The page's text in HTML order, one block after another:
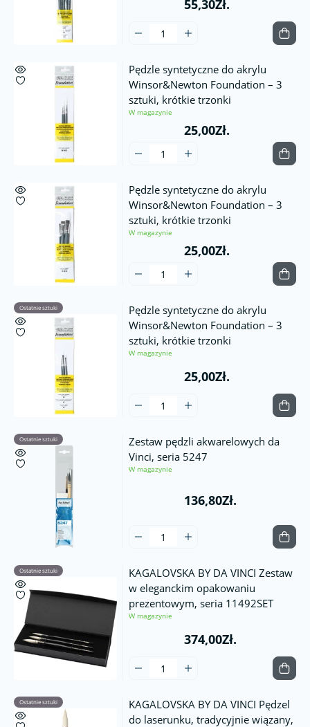
55,30Zł.
Pędzle syntetyczne do akrylu
Winsor&Newton Foundation – 3
sztuki, krótkie trzonki
W magazynie
25,00Zł.
Pędzle syntetyczne do akrylu
Winsor&Newton Foundation – 3
sztuki, krótkie trzonki
W magazynie
25,00Zł.
Ostatnie sztuki
Pędzle syntetyczne do akrylu
Winsor&Newton Foundation – 3
sztuki, krótkie trzonki
W magazynie
25,00Zł.
Ostatnie sztuki
Zestaw pędzli akwarelowych da
Vinci, seria 5247
W magazynie
136,80Zł.
Ostatnie sztuki
KAGALOVSKA BY DA VINCI Zestaw
w eleganckim opakowaniu
prezentowym, seria 11492SET
W magazynie
374,00Zł.
Ostatnie sztuki
KAGALOVSKA BY DA VINCI Pędzel
do laserunku, tradycyjnie wiązany,